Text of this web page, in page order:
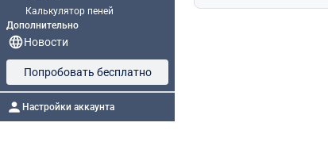
Калькулятор пеней
Дополнительно
Новости
Попробовать бесплатно
Настройки аккаунта